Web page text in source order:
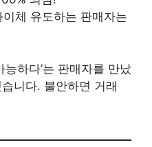
체 유도하는 판매자는
능하다’는 판매자를 만났
니다. 불안하면 거래